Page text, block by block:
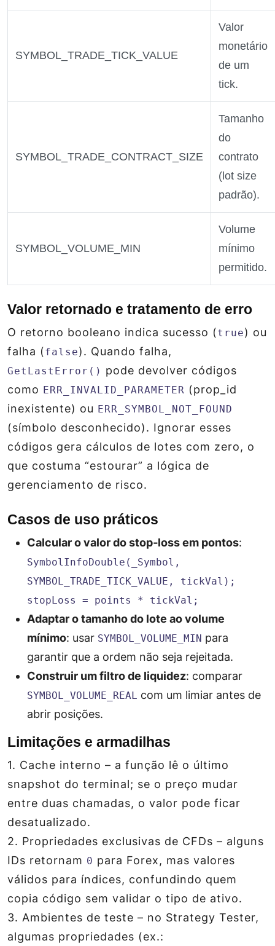
SYMBOL_TRADE_TICK_VALUE
Valor
monetário
de um
tick.
SYMBOL_TRADE_CONTRACT_SIZE
Tamanho
do
contrato
(lot size
padrão).
SYMBOL_VOLUME_MIN
Volume
mínimo
permitido.
Valor retornado e tratamento de erro
O retorno booleano indica sucesso (true) ou
falha (false). Quando falha,
GetLastError() pode devolver códigos
como ERR_INVALID_PARAMETER (prop_id
inexistente) ou ERR_SYMBOL_NOT_FOUND
(símbolo desconhecido). Ignorar esses
códigos gera cálculos de lotes com zero, o
que costuma “estourar” a lógica de
gerenciamento de risco.
Casos de uso práticos
Calcular o valor do stop‑loss em pontos:
SymbolInfoDouble(_Symbol,
SYMBOL_TRADE_TICK_VALUE, tickVal);
stopLoss = points * tickVal;
Adaptar o tamanho do lote ao volume
mínimo: usar SYMBOL_VOLUME_MIN para
garantir que a ordem não seja rejeitada.
Construir um filtro de liquidez: comparar
SYMBOL_VOLUME_REAL com um limiar antes de
abrir posições.
Limitações e armadilhas
1. Cache interno – a função lê o último
snapshot do terminal; se o preço mudar
entre duas chamadas, o valor pode ficar
desatualizado.
2. Propriedades exclusivas de CFDs – alguns
IDs retornam 0 para Forex, mas valores
válidos para índices, confundindo quem
copia código sem validar o tipo de ativo.
3. Ambientes de teste – no Strategy Tester,
algumas propriedades (ex.: